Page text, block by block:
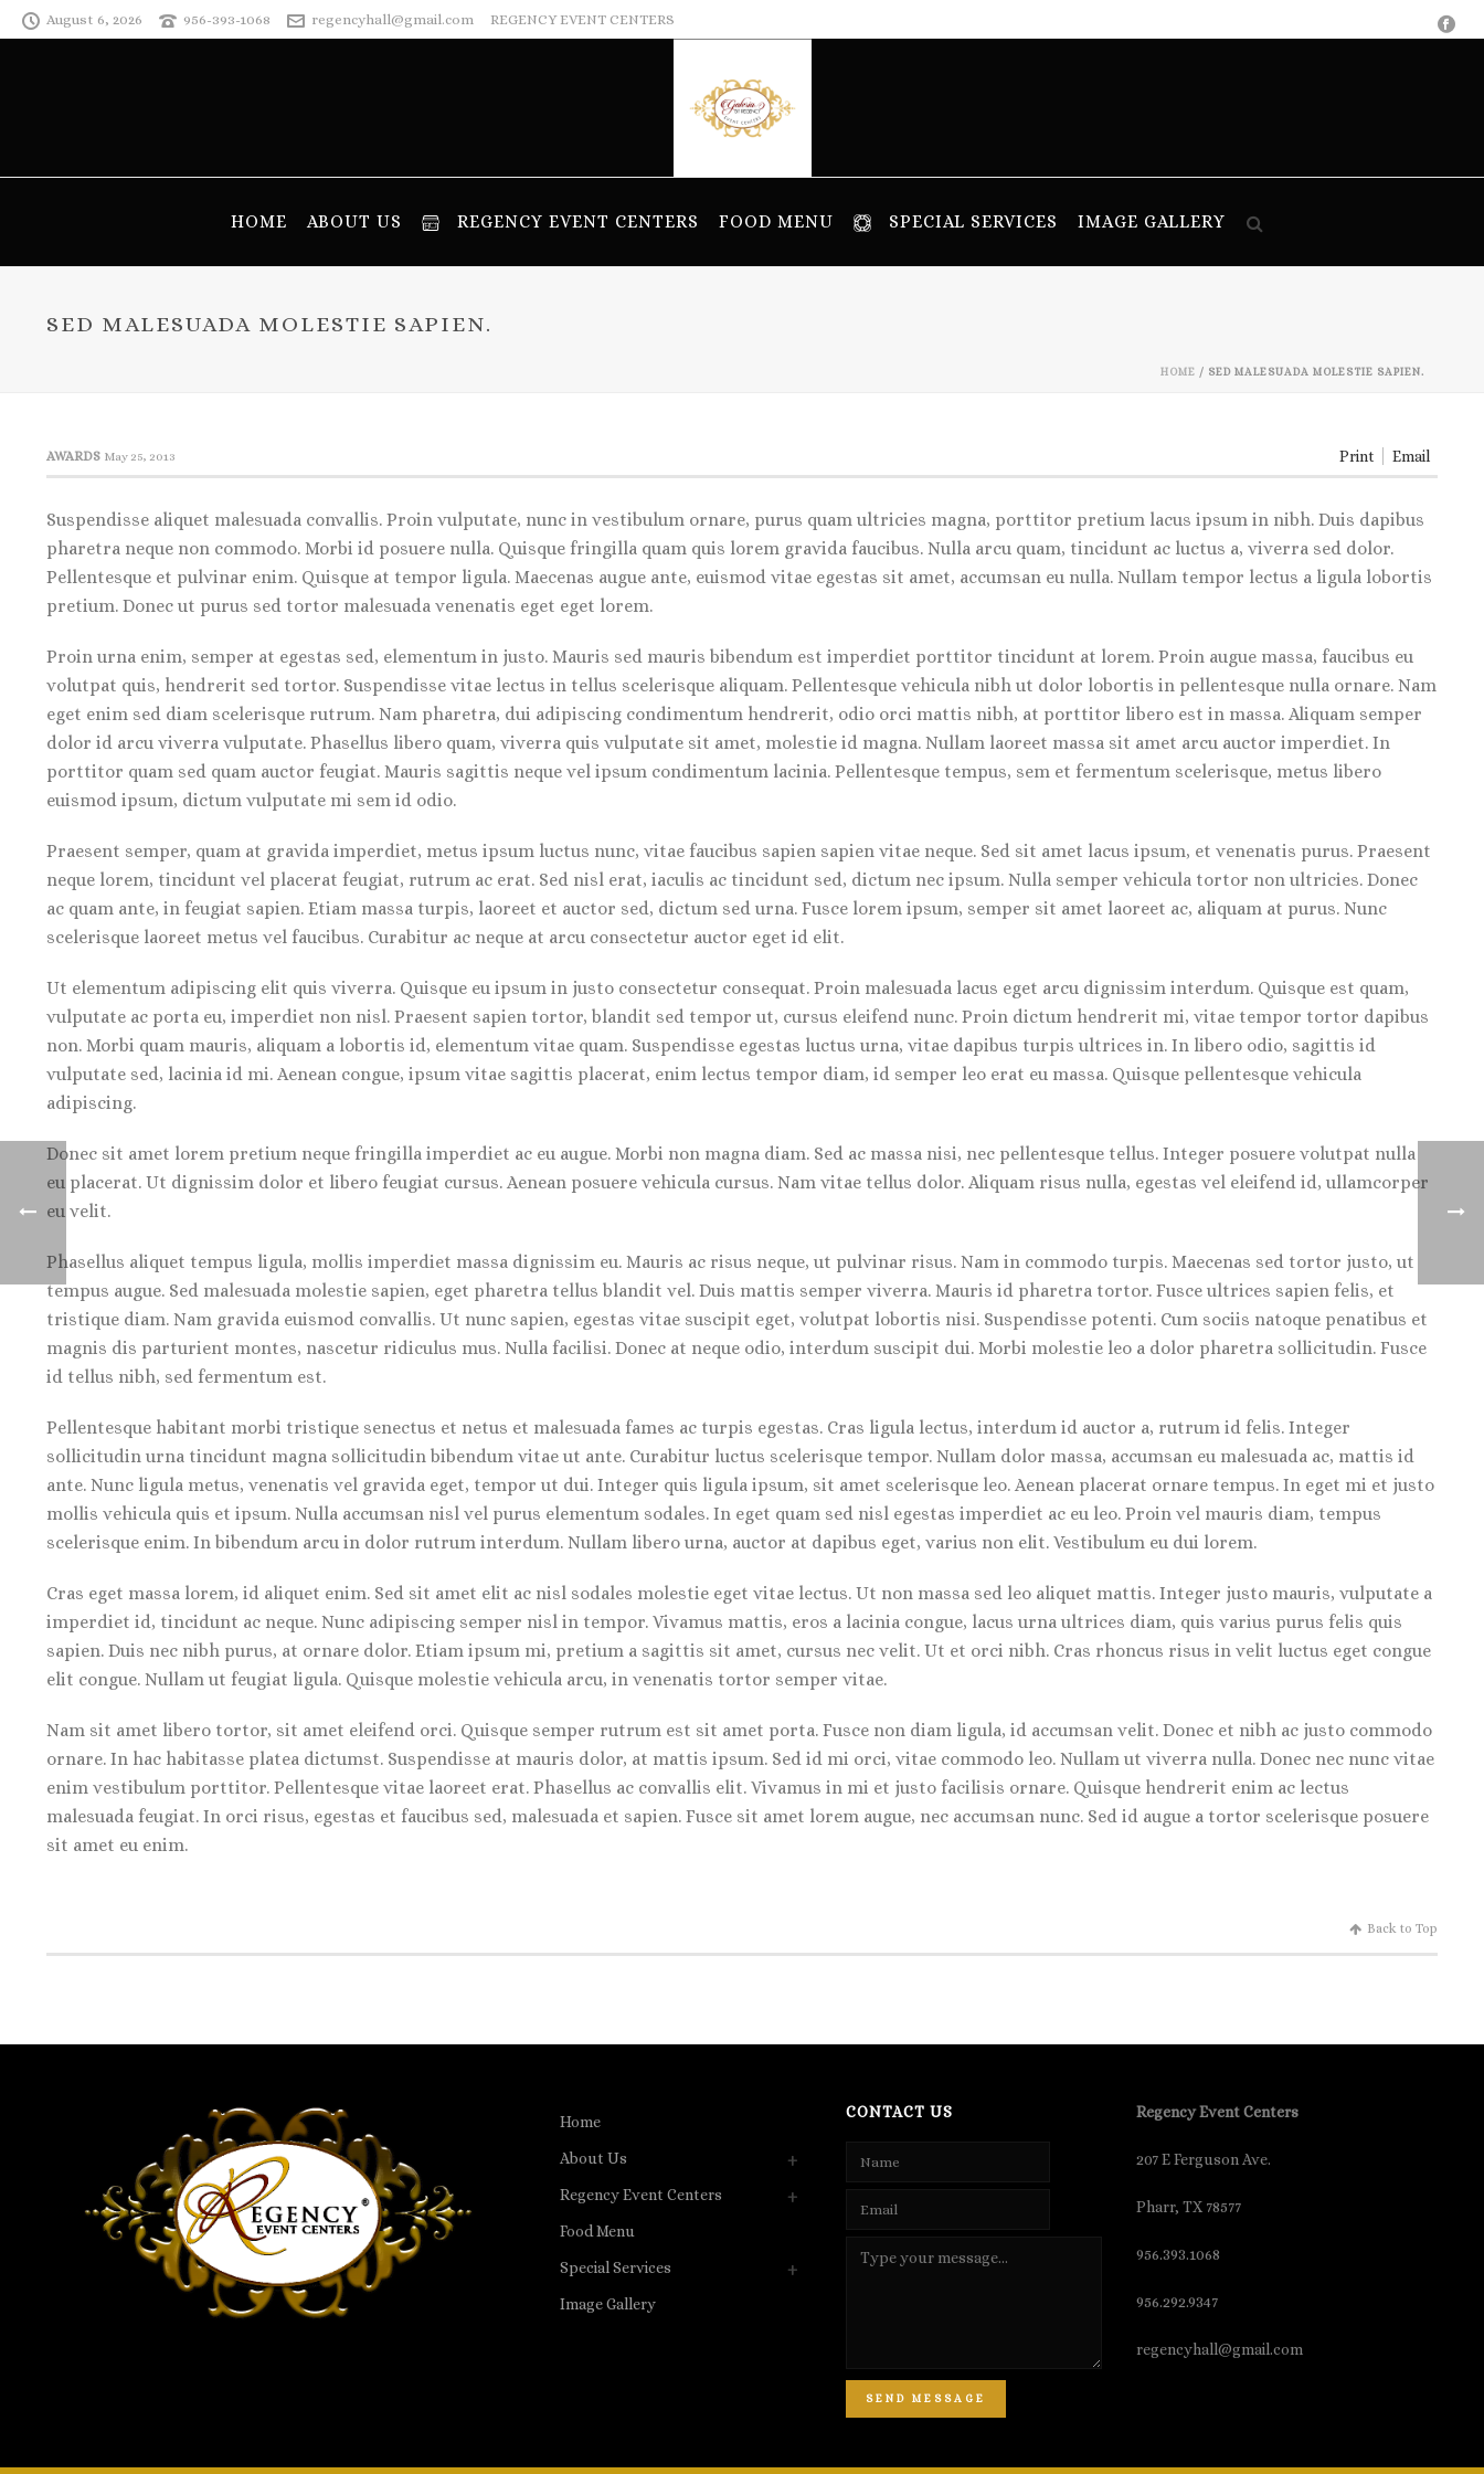
August 6, 2026 956-393-1068 regencyhall@gmail.com REGENCY EVENT CENTERS
HOME ABOUT US REGENCY EVENT CENTERS FOOD MENU SPECIAL SERVICES IMAGE GALLERY
SED MALESUADA MOLESTIE SAPIEN.
HOME / SED MALESUADA MOLESTIE SAPIEN.
Print Email
AWARDS May 25, 2013
Suspendisse aliquet malesuada convallis. Proin vulputate, nunc in vestibulum ornare, purus quam ultricies magna, porttitor pretium lacus ipsum in nibh. Duis dapibus
pharetra neque non commodo. Morbi id posuere nulla. Quisque fringilla quam quis lorem gravida faucibus. Nulla arcu quam, tincidunt ac luctus a, viverra sed dolor.
Pellentesque et pulvinar enim. Quisque at tempor ligula. Maecenas augue ante, euismod vitae egestas sit amet, accumsan eu nulla. Nullam tempor lectus a ligula lobortis
pretium. Donec ut purus sed tortor malesuada venenatis eget eget lorem.
Proin urna enim, semper at egestas sed, elementum in justo. Mauris sed mauris bibendum est imperdiet porttitor tincidunt at lorem. Proin augue massa, faucibus eu
volutpat quis, hendrerit sed tortor. Suspendisse vitae lectus in tellus scelerisque aliquam. Pellentesque vehicula nibh ut dolor lobortis in pellentesque nulla ornare. Nam
eget enim sed diam scelerisque rutrum. Nam pharetra, dui adipiscing condimentum hendrerit, odio orci mattis nibh, at porttitor libero est in massa. Aliquam semper
dolor id arcu viverra vulputate. Phasellus libero quam, viverra quis vulputate sit amet, molestie id magna. Nullam laoreet massa sit amet arcu auctor imperdiet. In
porttitor quam sed quam auctor feugiat. Mauris sagittis neque vel ipsum condimentum lacinia. Pellentesque tempus, sem et fermentum scelerisque, metus libero
euismod ipsum, dictum vulputate mi sem id odio.
Praesent semper, quam at gravida imperdiet, metus ipsum luctus nunc, vitae faucibus sapien sapien vitae neque. Sed sit amet lacus ipsum, et venenatis purus. Praesent
neque lorem, tincidunt vel placerat feugiat, rutrum ac erat. Sed nisl erat, iaculis ac tincidunt sed, dictum nec ipsum. Nulla semper vehicula tortor non ultricies. Donec
ac quam ante, in feugiat sapien. Etiam massa turpis, laoreet et auctor sed, dictum sed urna. Fusce lorem ipsum, semper sit amet laoreet ac, aliquam at purus. Nunc
scelerisque laoreet metus vel faucibus. Curabitur ac neque at arcu consectetur auctor eget id elit.
Ut elementum adipiscing elit quis viverra. Quisque eu ipsum in justo consectetur consequat. Proin malesuada lacus eget arcu dignissim interdum. Quisque est quam,
vulputate ac porta eu, imperdiet non nisl. Praesent sapien tortor, blandit sed tempor ut, cursus eleifend nunc. Proin dictum hendrerit mi, vitae tempor tortor dapibus
non. Morbi quam mauris, aliquam a lobortis id, elementum vitae quam. Suspendisse egestas luctus urna, vitae dapibus turpis ultrices in. In libero odio, sagittis id
vulputate sed, lacinia id mi. Aenean congue, ipsum vitae sagittis placerat, enim lectus tempor diam, id semper leo erat eu massa. Quisque pellentesque vehicula
adipiscing.
Donec sit amet lorem pretium neque fringilla imperdiet ac eu augue. Morbi non magna diam. Sed ac massa nisi, nec pellentesque tellus. Integer posuere volutpat nulla
eu placerat. Ut dignissim dolor et libero feugiat cursus. Aenean posuere vehicula cursus. Nam vitae tellus dolor. Aliquam risus nulla, egestas vel eleifend id, ullamcorper
eu velit.
Phasellus aliquet tempus ligula, mollis imperdiet massa dignissim eu. Mauris ac risus neque, ut pulvinar risus. Nam in commodo turpis. Maecenas sed tortor justo, ut
tempus augue. Sed malesuada molestie sapien, eget pharetra tellus blandit vel. Duis mattis semper viverra. Mauris id pharetra tortor. Fusce ultrices sapien felis, et
tristique diam. Nam gravida euismod convallis. Ut nunc sapien, egestas vitae suscipit eget, volutpat lobortis nisi. Suspendisse potenti. Cum sociis natoque penatibus et
magnis dis parturient montes, nascetur ridiculus mus. Nulla facilisi. Donec at neque odio, interdum suscipit dui. Morbi molestie leo a dolor pharetra sollicitudin. Fusce
id tellus nibh, sed fermentum est.
Pellentesque habitant morbi tristique senectus et netus et malesuada fames ac turpis egestas. Cras ligula lectus, interdum id auctor a, rutrum id felis. Integer
sollicitudin urna tincidunt magna sollicitudin bibendum vitae ut ante. Curabitur luctus scelerisque tempor. Nullam dolor massa, accumsan eu malesuada ac, mattis id
ante. Nunc ligula metus, venenatis vel gravida eget, tempor ut dui. Integer quis ligula ipsum, sit amet scelerisque leo. Aenean placerat ornare tempus. In eget mi et justo
mollis vehicula quis et ipsum. Nulla accumsan nisl vel purus elementum sodales. In eget quam sed nisl egestas imperdiet ac eu leo. Proin vel mauris diam, tempus
scelerisque enim. In bibendum arcu in dolor rutrum interdum. Nullam libero urna, auctor at dapibus eget, varius non elit. Vestibulum eu dui lorem.
Cras eget massa lorem, id aliquet enim. Sed sit amet elit ac nisl sodales molestie eget vitae lectus. Ut non massa sed leo aliquet mattis. Integer justo mauris, vulputate a
imperdiet id, tincidunt ac neque. Nunc adipiscing semper nisl in tempor. Vivamus mattis, eros a lacinia congue, lacus urna ultrices diam, quis varius purus felis quis
sapien. Duis nec nibh purus, at ornare dolor. Etiam ipsum mi, pretium a sagittis sit amet, cursus nec velit. Ut et orci nibh. Cras rhoncus risus in velit luctus eget congue
elit congue. Nullam ut feugiat ligula. Quisque molestie vehicula arcu, in venenatis tortor semper vitae.
Nam sit amet libero tortor, sit amet eleifend orci. Quisque semper rutrum est sit amet porta. Fusce non diam ligula, id accumsan velit. Donec et nibh ac justo commodo
ornare. In hac habitasse platea dictumst. Suspendisse at mauris dolor, at mattis ipsum. Sed id mi orci, vitae commodo leo. Nullam ut viverra nulla. Donec nec nunc vitae
enim vestibulum porttitor. Pellentesque vitae laoreet erat. Phasellus ac convallis elit. Vivamus in mi et justo facilisis ornare. Quisque hendrerit enim ac lectus
malesuada feugiat. In orci risus, egestas et faucibus sed, malesuada et sapien. Fusce sit amet lorem augue, nec accumsan nunc. Sed id augue a tortor scelerisque posuere
sit amet eu enim.
Back to Top
Home
About Us
Regency Event Centers
Food Menu
Special Services
Image Gallery
CONTACT US
SEND MESSAGE
Regency Event Centers
207 E Ferguson Ave.
Pharr, TX 78577
956.393.1068
956.292.9347
regencyhall@gmail.com